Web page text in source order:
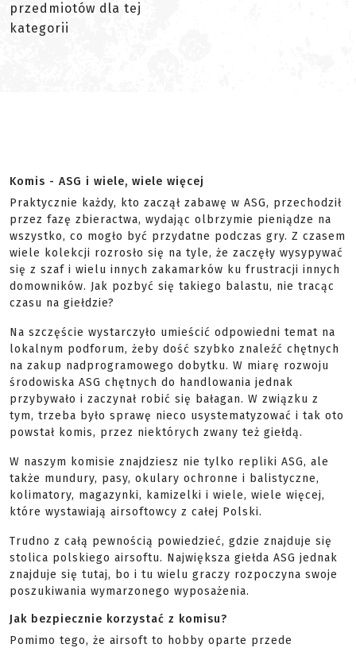
przedmiotów dla tej
kategorii
Komis - ASG i wiele, wiele więcej
Praktycznie każdy, kto zaczął zabawę w ASG, przechodził
przez fazę zbieractwa, wydając olbrzymie pieniądze na
wszystko, co mogło być przydatne podczas gry. Z czasem
wiele kolekcji rozrosło się na tyle, że zaczęły wysypywać
się z szaf i wielu innych zakamarków ku frustracji innych
domowników. Jak pozbyć się takiego balastu, nie tracąc
czasu na giełdzie?
Na szczęście wystarczyło umieścić odpowiedni temat na
lokalnym podforum, żeby dość szybko znaleźć chętnych
na zakup nadprogramowego dobytku. W miarę rozwoju
środowiska ASG chętnych do handlowania jednak
przybywało i zaczynał robić się bałagan. W związku z
tym, trzeba było sprawę nieco usystematyzować i tak oto
powstał komis, przez niektórych zwany też giełdą.
W naszym komisie znajdziesz nie tylko repliki ASG, ale
także mundury, pasy, okulary ochronne i balistyczne,
kolimatory, magazynki, kamizelki i wiele, wiele więcej,
które wystawiają airsoftowcy z całej Polski.
Trudno z całą pewnością powiedzieć, gdzie znajduje się
stolica polskiego airsoftu. Największa giełda ASG jednak
znajduje się tutaj, bo i tu wielu graczy rozpoczyna swoje
poszukiwania wymarzonego wyposażenia.
Jak bezpiecznie korzystać z komisu?
Pomimo tego, że airsoft to hobby oparte przede